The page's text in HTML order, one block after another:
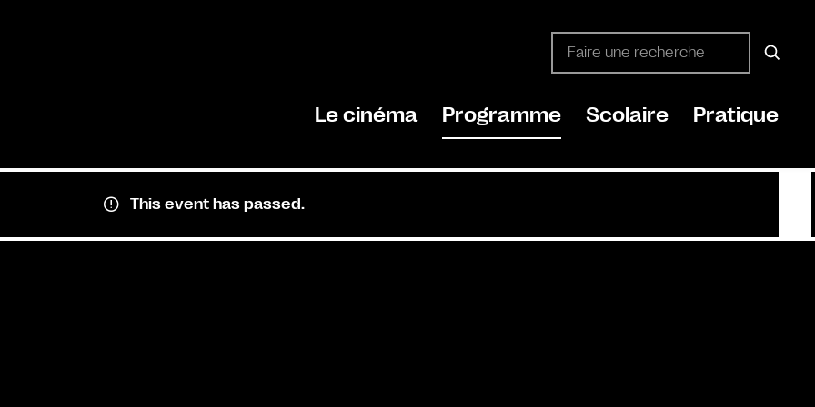
Le cinéma Programme Scolaire Pratique
This event has passed.